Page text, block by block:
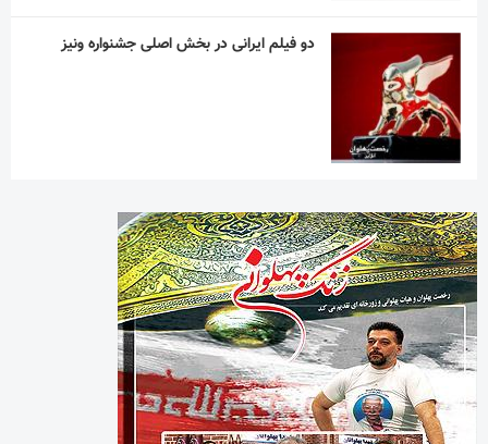
دو فیلم ایرانی در بخش اصلی جشنواره ونیز